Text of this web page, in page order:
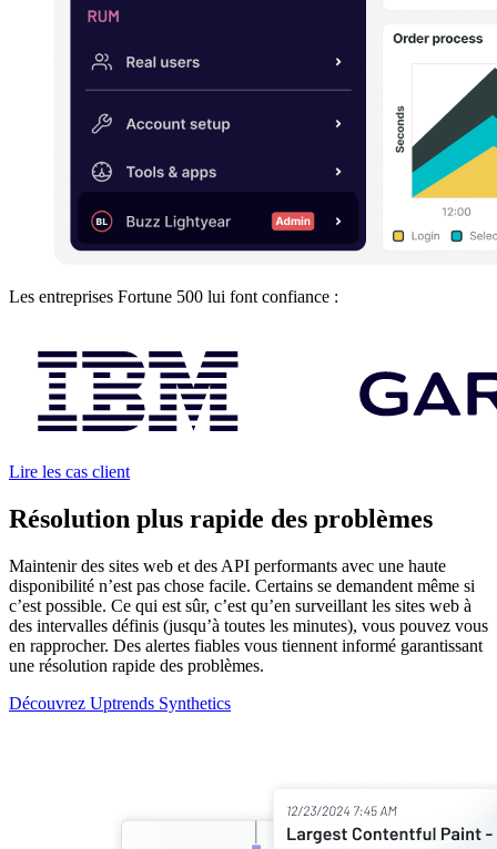
Les entreprises Fortune 500 lui font confiance :
Lire les cas client
Résolution plus rapide des problèmes
Maintenir des sites web et des API performants avec une haute
disponibilité n’est pas chose facile. Certains se demandent même si
c’est possible. Ce qui est sûr, c’est qu’en surveillant les sites web à
des intervalles définis (jusqu’à toutes les minutes), vous pouvez vous
en rapprocher. Des alertes fiables vous tiennent informé garantissant
une résolution rapide des problèmes.
Découvrez Uptrends Synthetics